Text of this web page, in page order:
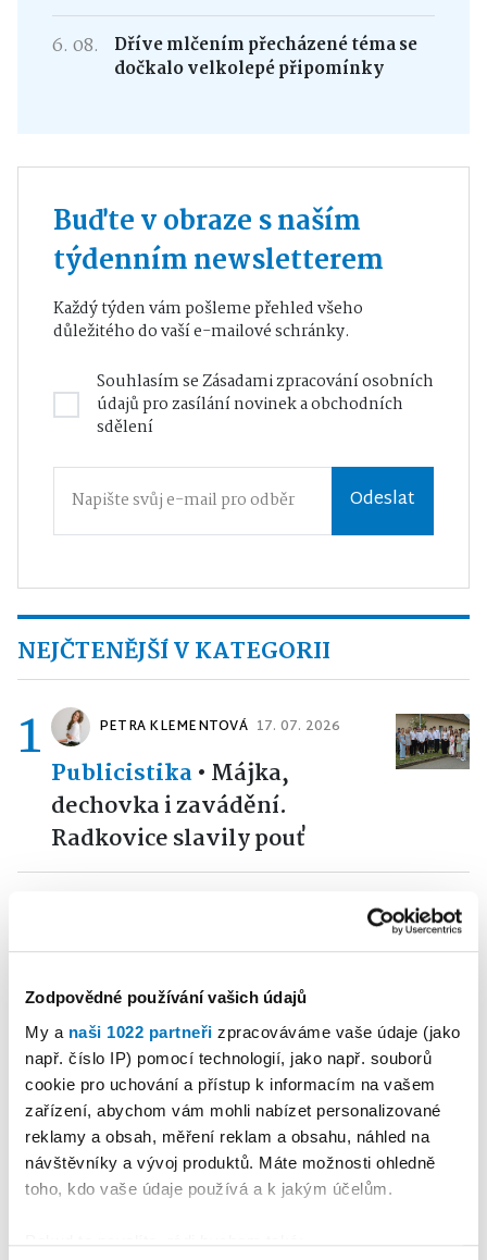
Zodpovědné používání vašich údajů
My a naši 1022 partneři zpracováváme vaše údaje (jako
např. číslo IP) pomocí technologií, jako např. souborů
cookie pro uchování a přístup k informacím na vašem
zařízení, abychom vám mohli nabízet personalizované
reklamy a obsah, měření reklam a obsahu, náhled na
návštěvníky a vývoj produktů. Máte možnosti ohledně
toho, kdo vaše údaje používá a k jakým účelům.
6. 08.
Dříve mlčením přecházené téma se
dočkalo velkolepé připomínky
Buďte v obraze s naším
týdenním newsletterem
Každý týden vám pošleme přehled všeho
důležitého do vaší e-mailové schránky.
Souhlasím seZásadami zpracování osobních
údajůpro zasílání novinek a obchodních
sdělení
Odeslat
NEJČTENĚJŠÍ V KATEGORII
1 PETRA KLEMENTOVÁ 17. 07. 2026
Publicistika• Májka,
dechovka i zavádění.
Radkovice slavily pouť
2
zbrojnice ke kulatému výročí
3
MARTINA DĚDKOVÁ
CHROMÁ
20. 07.
2026
Publicistika•Sestry chybí.
Nemocnice bijí na poplach